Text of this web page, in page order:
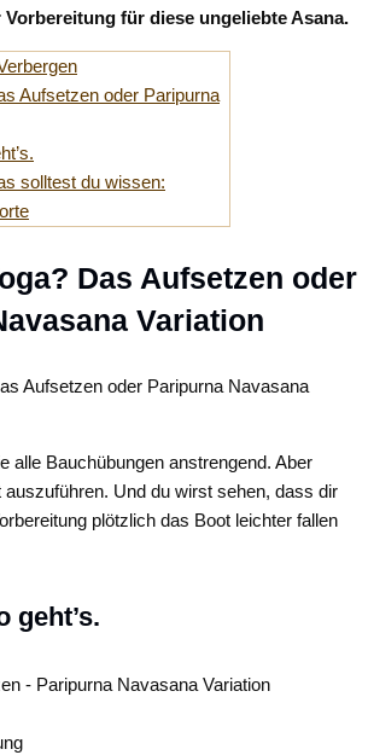
für diese ungeliebte Asana.
Aufsetzen oder Paripurna
solltest du wissen:
Das Aufsetzen oder
Variation
alle Bauchübungen anstrengend. Aber
Und du wirst sehen, dass dir
plötzlich das Boot leichter fallen
geht’s.